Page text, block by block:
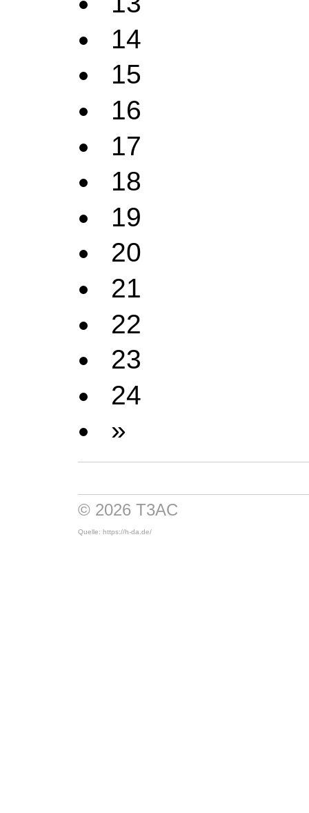
14
15
16
17
18
19
20
21
22
23
24
»
© 2026 T3AC
Quelle: https://h-da.de/